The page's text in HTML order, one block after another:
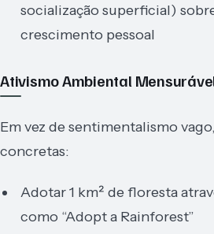
socialização superficial)
crescimento pessoal
Ativismo Ambiental
Em vez de sentimentalismo
concretas:
Adotar 1 km² de floresta
como “Adopt a Rainforest”